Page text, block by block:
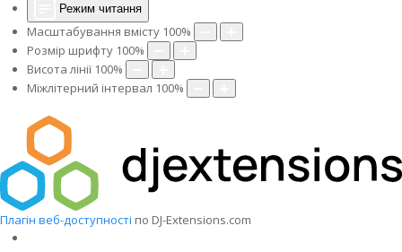
Режим читання
Масштабування вмісту 100%
Розмір шрифту 100%
Висота лінії 100%
Міжлітерний інтервал 100%
Плагін веб-доступності по DJ-Extensions.com